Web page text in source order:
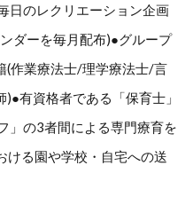
日のレクリエーション企画
ダーを毎月配布)●グループ
(作業療法士/理学療法士/言
有資格者である「保育士」
」の3者間による専門療育を
ける園や学校・自宅への送